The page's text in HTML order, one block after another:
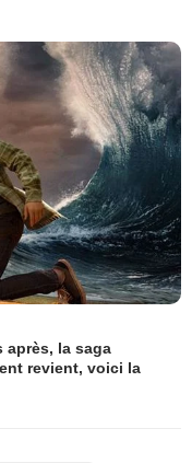
après, la saga
revient, voici la